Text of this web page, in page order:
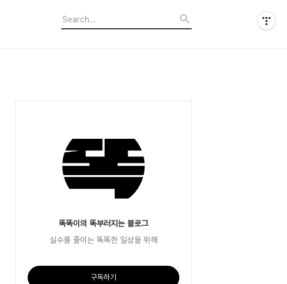
똑똑이의 똑부러지는 블로그
실수를 줄이는 똑똑한 일상을 위해
구독하기